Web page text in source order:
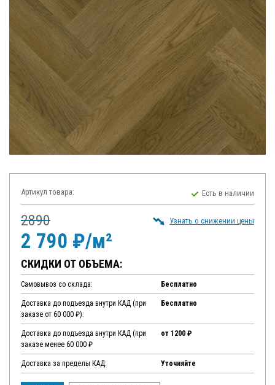
Артикул товара: Есть в наличии
2890
2 790 ₽/м²
Узнать о снижении цены
СКИДКИ ОТ ОБЪЕМА:
Самовывоз со склада: Бесплатно
Доставка до подъезда внутри КАД (при
заказе от 60 000 ₽):
Бесплатно
Доставка до подъезда внутри КАД (при
заказе менее 60 000 ₽
от 1200 ₽
Доставка за пределы КАД: Уточняйте